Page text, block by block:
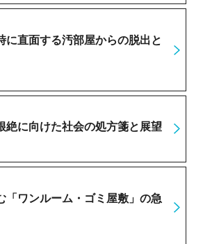
に直面する汚部屋からの脱出と
絶に向けた社会の処方箋と展望
「ワンルーム・ゴミ屋敷」の急